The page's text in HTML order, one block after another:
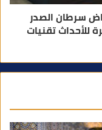
سرطان الصدر
للأحداث تقنيات